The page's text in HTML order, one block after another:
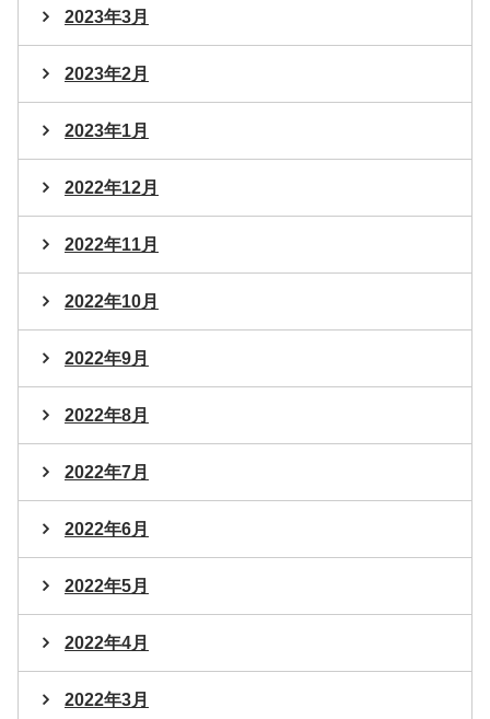
2023年3月
2023年2月
2023年1月
2022年12月
2022年11月
2022年10月
2022年9月
2022年8月
2022年7月
2022年6月
2022年5月
2022年4月
2022年3月